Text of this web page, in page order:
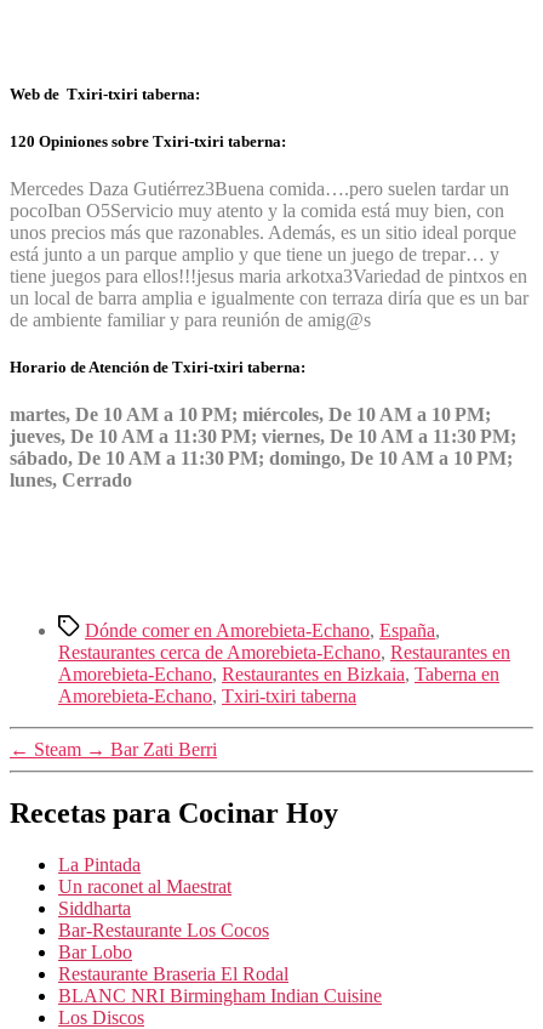
Web de Txiri-txiri taberna:
120 Opiniones sobre Txiri-txiri taberna:
Mercedes Daza Gutiérrez3Buena comida….pero suelen tardar un
pocoIban O5Servicio muy atento y la comida está muy bien, con
unos precios más que razonables. Además, es un sitio ideal porque
está junto a un parque amplio y que tiene un juego de trepar… y
tiene juegos para ellos!!!jesus maria arkotxa3Variedad de pintxos en
un local de barra amplia e igualmente con terraza diría que es un bar
de ambiente familiar y para reunión de amig@s
Horario de Atención de Txiri-txiri taberna:
martes, De 10 AM a 10 PM; miércoles, De 10 AM a 10 PM;
jueves, De 10 AM a 11:30 PM; viernes, De 10 AM a 11:30 PM;
sábado, De 10 AM a 11:30 PM; domingo, De 10 AM a 10 PM;
lunes, Cerrado
Etiquetas
Dónde comer en Amorebieta-Echano, España,
Restaurantes cerca de Amorebieta-Echano, Restaurantes en
Amorebieta-Echano, Restaurantes en Bizkaia, Taberna en
Amorebieta-Echano, Txiri-txiri taberna
← Steam → Bar Zati Berri
Recetas para Cocinar Hoy
La Pintada
Un raconet al Maestrat
Siddharta
Bar-Restaurante Los Cocos
Bar Lobo
Restaurante Braseria El Rodal
BLANC NRI Birmingham Indian Cuisine
Los Discos